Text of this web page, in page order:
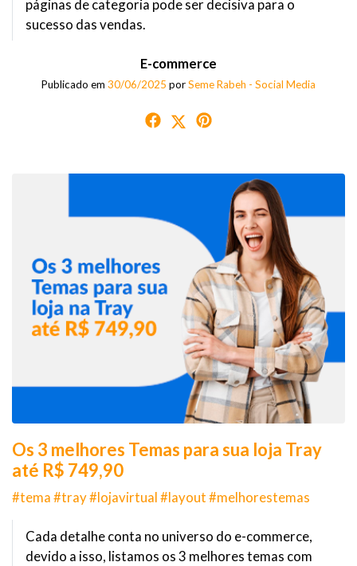
páginas de categoria pode ser decisiva para o
sucesso das vendas.
E-commerce
Publicado em 30/06/2025 porSeme Rabeh - Social Media
Os 3 melhores Temas para sua loja Tray
até R$ 749,90
#tema #tray #lojavirtual #layout #melhorestemas
Cada detalhe conta no universo do e-commerce,
devido a isso, listamos os 3 melhores temas com